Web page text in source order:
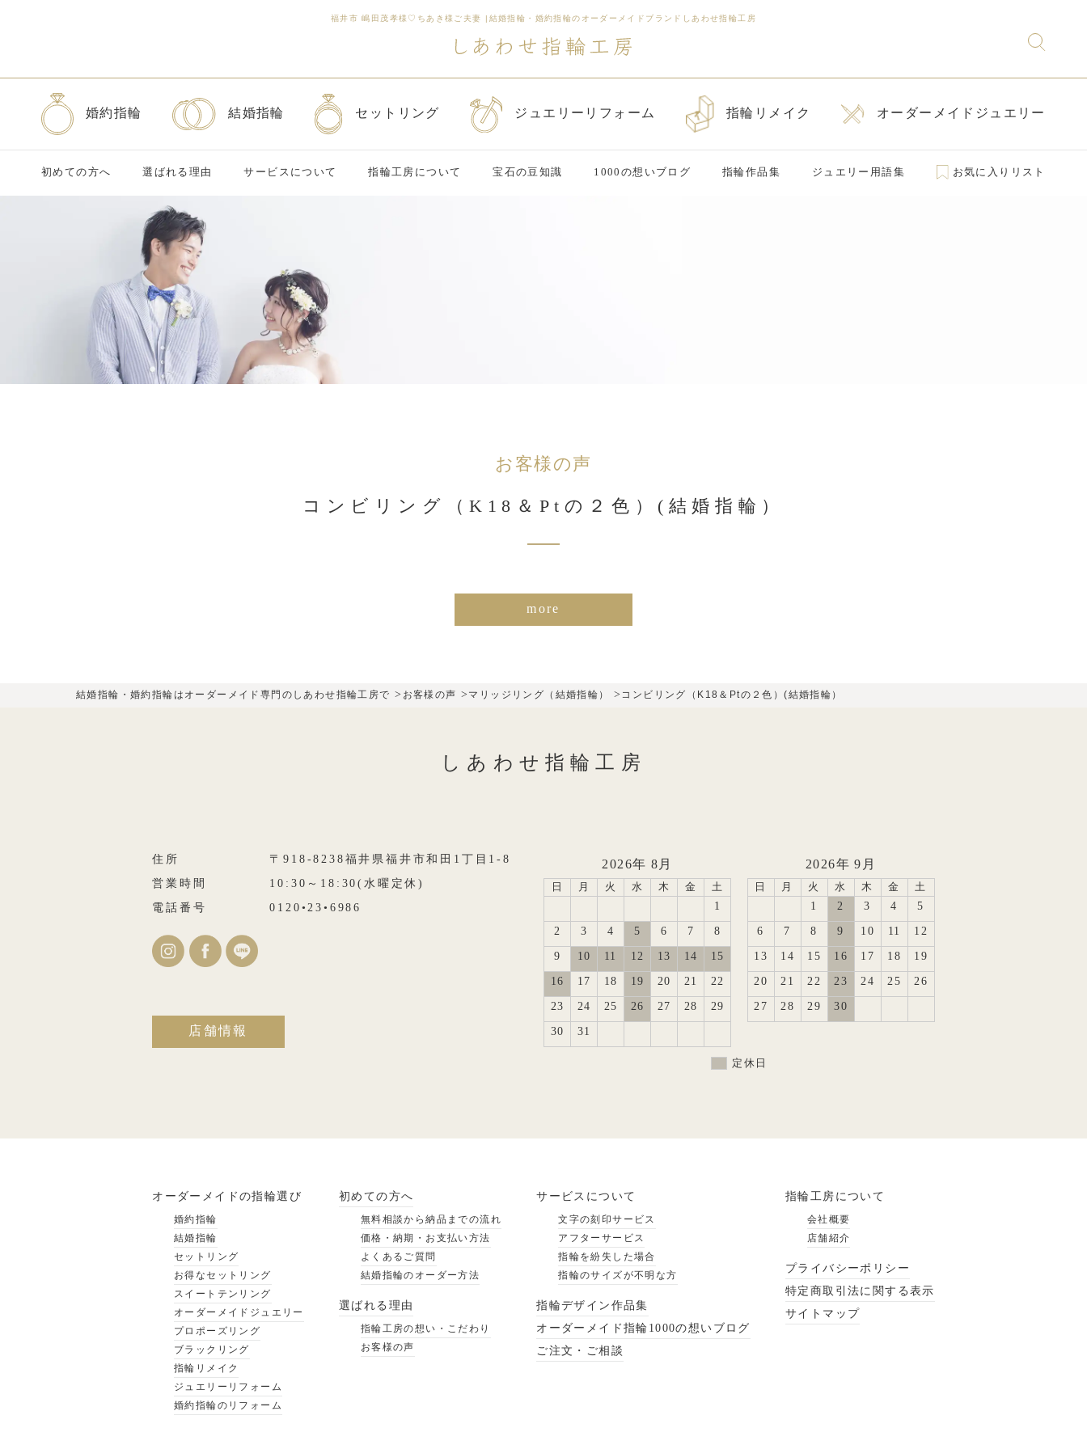
福井市 嶋田茂孝様♡ちあき様ご夫妻 | 結婚指輪・婚約指輪のオーダーメイドブランドしあわせ指輪工房
婚約指輪 結婚指輪 セットリング ジュエリーリフォーム 指輪リメイク オーダーメイドジュエリー
初めての方へ 選ばれる理由 サービスについて 指輪工房について 宝石の豆知識 1000の想いブログ 指輪作品集 ジュエリー用語集 お気に入りリスト
お客様の声
コンビリング（K18＆Ptの２色）(結婚指輪）
more
結婚指輪・婚約指輪はオーダーメイド専門のしあわせ指輪工房で > お客様の声 > マリッジリング（結婚指輪） > コンビリング（K18＆Ptの２色）(結婚指輪）
しあわせ指輪工房
住所
〒918-8238福井県福井市和田1丁目1-8
営業時間
10:30～18:30(水曜定休)
電話番号
0120•23•6986
店舗情報
2026年 8月
日 月 火 水 木 金 土
1
2 3 4 5 6 7 8
9 10 11 12 13 14 15
16 17 18 19 20 21 22
23 24 25 26 27 28 29
30 31
2026年 9月
日 月 火 水 木 金 土
1 2 3 4 5
6 7 8 9 10 11 12
13 14 15 16 17 18 19
20 21 22 23 24 25 26
27 28 29 30
定休日
オーダーメイドの指輪選び
婚約指輪
結婚指輪
セットリング
お得なセットリング
スイートテンリング
オーダーメイドジュエリー
プロポーズリング
ブラックリング
指輪リメイク
ジュエリーリフォーム
婚約指輪のリフォーム
初めての方へ
無料相談から納品までの流れ
価格・納期・お支払い方法
よくあるご質問
結婚指輪のオーダー方法
選ばれる理由
指輪工房の想い・こだわり
お客様の声
サービスについて
文字の刻印サービス
アフターサービス
指輪を紛失した場合
指輪のサイズが不明な方
指輪デザイン作品集
オーダーメイド指輪1000の想いブログ
ご注文・ご相談
指輪工房について
会社概要
店舗紹介
プライバシーポリシー
特定商取引法に関する表示
サイトマップ